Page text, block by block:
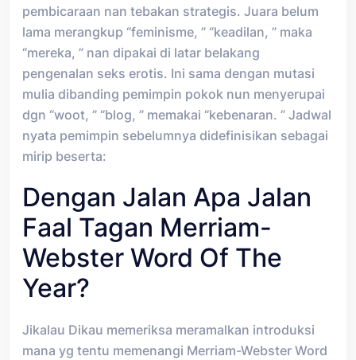
pembicaraan nan tebakan strategis. Juara belum
lama merangkup “feminisme, ” “keadilan, ” maka
“mereka, ” nan dipakai di latar belakang
pengenalan seks erotis. Ini sama dengan mutasi
mulia dibanding pemimpin pokok nun menyerupai
dgn “woot, ” “blog, ” memakai “kebenaran. ” Jadwal
nyata pemimpin sebelumnya didefinisikan sebagai
mirip beserta:
Dengan Jalan Apa Jalan
Faal Tagan Merriam-
Webster Word Of The
Year?
Jikalau Dikau memeriksa meramalkan introduksi
mana yg tentu memenangi Merriam-Webster Word